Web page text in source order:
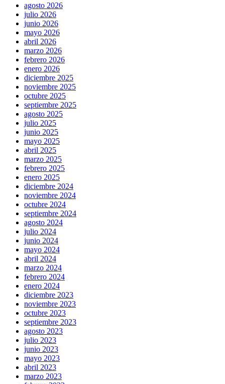
agosto 2026
julio 2026
junio 2026
mayo 2026
abril 2026
marzo 2026
febrero 2026
enero 2026
diciembre 2025
noviembre 2025
octubre 2025
septiembre 2025
agosto 2025
julio 2025
junio 2025
mayo 2025
abril 2025
marzo 2025
febrero 2025
enero 2025
diciembre 2024
noviembre 2024
octubre 2024
septiembre 2024
agosto 2024
julio 2024
junio 2024
mayo 2024
abril 2024
marzo 2024
febrero 2024
enero 2024
diciembre 2023
noviembre 2023
octubre 2023
septiembre 2023
agosto 2023
julio 2023
junio 2023
mayo 2023
abril 2023
marzo 2023